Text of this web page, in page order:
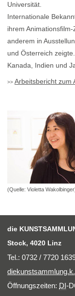
Universität.
Internationale
ihrem
anderem in
und Österreich
Kanada, Indien und
Arbeitsbericht zum
(Quelle: Violetta
die
Stock, 4020 Linz
Tel.: 0732 / 7720
Öffnungszeiten: DI-